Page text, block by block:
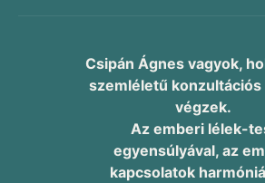
Csipán Ágnes vagyok,
szemléletű konzultációs
végzek.
Az emberi lélek-
egyensúlyával, az
kapcsolatok